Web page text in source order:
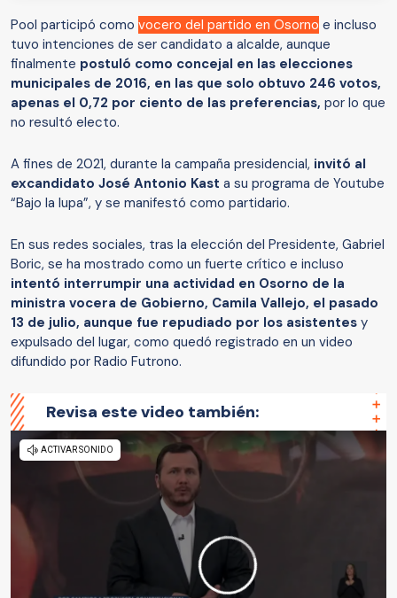
Pool participó como vocero del partido en Osorno e incluso
tuvo intenciones de ser candidato a alcalde, aunque
finalmente postuló como concejal en las elecciones
municipales de 2016, en las que solo obtuvo 246 votos,
apenas el 0,72 por ciento de las preferencias, por lo que
no resultó electo.
A fines de 2021, durante la campaña presidencial, invitó al
excandidato José Antonio Kast a su programa de Youtube
“Bajo la lupa”, y se manifestó como partidario.
En sus redes sociales, tras la elección del Presidente, Gabriel
Boric, se ha mostrado como un fuerte crítico e incluso
intentó interrumpir una actividad en Osorno de la
ministra vocera de Gobierno, Camila Vallejo, el pasado
13 de julio, aunque fue repudiado por los asistentes y
expulsado del lugar, como quedó registrado en un video
difundido por Radio Futrono.
Revisa este video también: